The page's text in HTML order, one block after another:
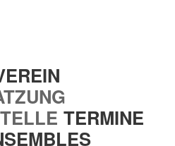
TERMINE